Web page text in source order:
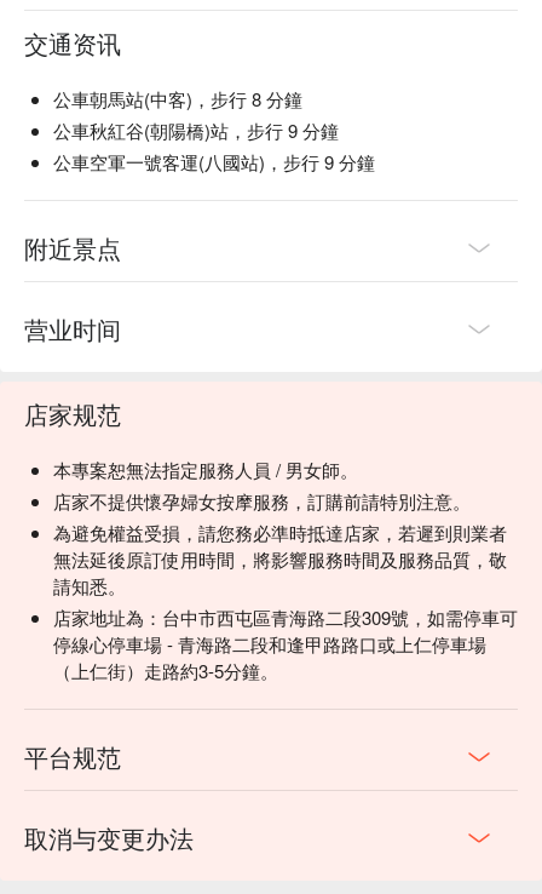
交通资讯
公車朝馬站(中客)，步行 8 分鐘
公車秋紅谷(朝陽橋)站，步行 9 分鐘
公車空軍一號客運(八國站)，步行 9 分鐘
附近景点
营业时间
店家规范
本專案恕無法指定服務人員 / 男女師。
店家不提供懷孕婦女按摩服務，訂購前請特別注意。
為避免權益受損，請您務必準時抵達店家，若遲到則業者
無法延後原訂使用時間，將影響服務時間及服務品質，敬
請知悉。
店家地址為：台中市西屯區青海路二段309號，如需停車可
停線心停車場 - 青海路二段和逢甲路路口或上仁停車場
（上仁街）走路約3-5分鐘。
平台规范
取消与变更办法